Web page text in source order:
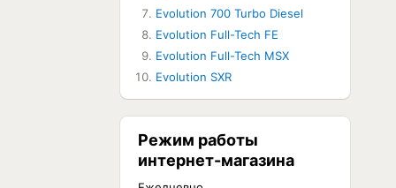
Evolution 700 Turbo Diesel
Evolution Full-Tech FE
Evolution Full-Tech MSX
Evolution SXR
Режим работы
интернет-магазина